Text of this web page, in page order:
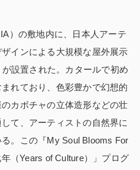
）の敷地内に、日本人アーテ
インによる大規模な屋外展示
が設置された。カタールで初め
れており、色彩豊かで幻想的
カボチャの立体造形などの壮
て、アーティストの自然界に
。この『My Soul Blooms For
（Years of Culture）」プログ